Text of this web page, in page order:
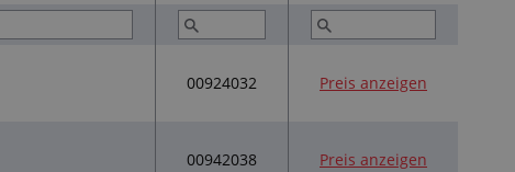
00924032 Preis anzeigen
00942038 Preis anzeigen